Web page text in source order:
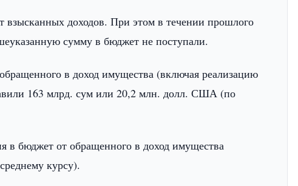
доходов. При этом в течении прошлого
сумму в бюджет не поступали.
в доход имущества (включая реализацию
163 млрд. сум или 20,2 млн. долл. США (по
в бюджет от обращенного в доход имущества
курсу).